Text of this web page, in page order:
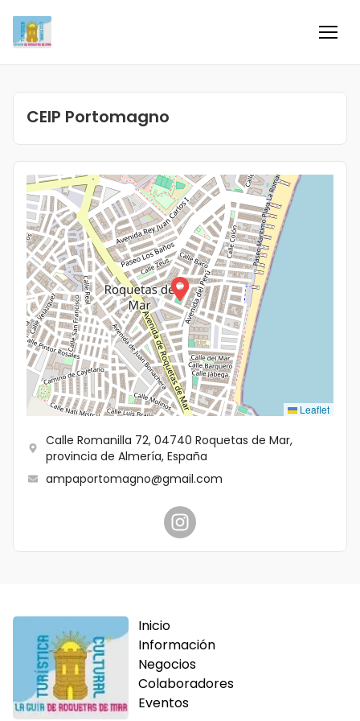
Información
Negocios
Colaboradores
Blog
Eventos
Ofertas e ideas para disfrutar
Idioma
CEIP Portomagno
Leaflet
Calle Romanilla 72, 04740 Roquetas de Mar,
provincia de Almería, España
ampaportomagno@gmail.com
Inicio
Información
Negocios
Colaboradores
Eventos